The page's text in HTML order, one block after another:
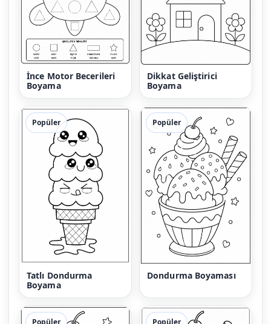
İnce Motor Becerileri
Boyama
Dikkat Geliştirici
Boyama
Popüler
Tatlı Dondurma
Boyama
Popüler
Dondurma Boyaması